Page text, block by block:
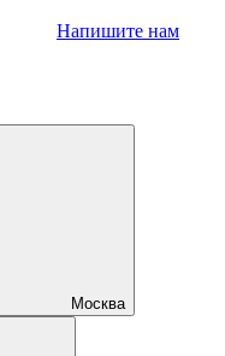
Напишите нам
Москва